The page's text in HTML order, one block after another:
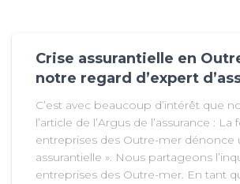
Crise assurantielle en
notre regard d’expert
C’est avec beaucoup d’intérêt que
l’article de l’Argus de l’assurance :
entreprises des Outre-mer dénonce
assurantielle ». Nous partageons
entreprises des Outre-mer. En tant